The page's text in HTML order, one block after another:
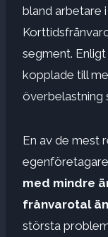
bland arbetare
segment.
kopplade till
överbelastning
En av de mest
med mindre
frånvarotal
största